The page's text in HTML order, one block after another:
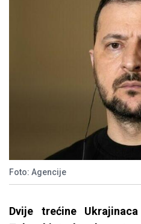
Foto: Agencije
Dvije trećine